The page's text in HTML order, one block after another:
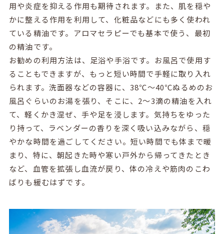
用や炎症を抑える作用も期待されます。また、肌を穏や
かに整える作用を利用して、化粧品などにも多く使われ
ている精油です。アロマセラピーでも基本で使う、最初
の精油です。
お勧めの利用方法は、足浴や手浴です。お風呂で使用す
ることもできますが、もっと短い時間で手軽に取り入れ
られます。洗面器などの容器に、 38℃～40℃ぬるめのお
風呂ぐらいのお湯を張り、そこに、 2～3滴の精油を入れ
て、軽くかき混ぜ、手や足を浸します。気持ちをゆった
り持って、ラベンダーの香りを深く吸い込みながら、穏
やかな時間を過ごしてください。短い時間でも体まで暖
まり、特に、朝起きた時や寒い戸外から帰ってきたとき
など、血管を拡張し血流が戻り、体の冷えや筋肉のこわ
ばりも緩むはずです。